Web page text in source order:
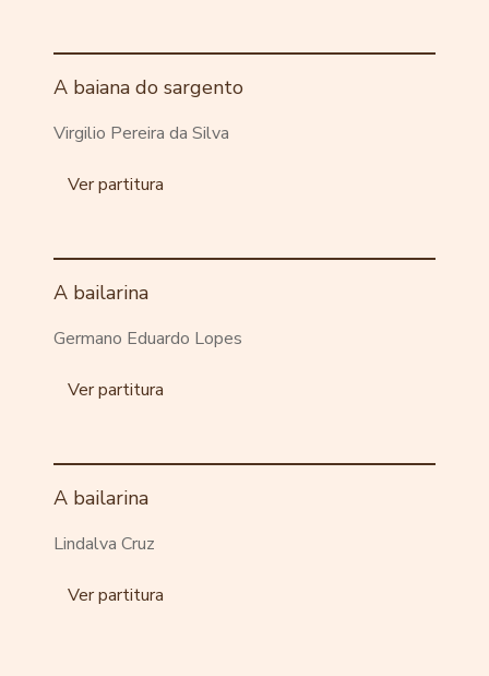
A baiana do sargento
Virgilio Pereira da Silva
Ver partitura
A bailarina
Germano Eduardo Lopes
Ver partitura
A bailarina
Lindalva Cruz
Ver partitura